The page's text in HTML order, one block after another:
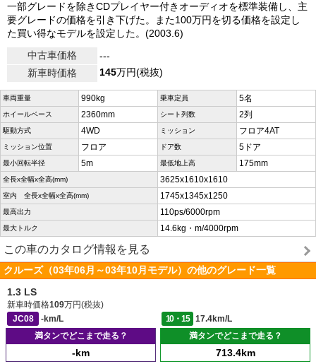
一部グレードを除きCDプレイヤー付きオーディオを標準装備し、主
要グレードの価格を引き下げた。また100万円を切る価格を設定し
た買い得なモデルを設定した。(2003.6)
中古車価格
---
新車時価格
145万円(税抜)
車両重量 990kg 乗車定員 5名
ホイールベース 2360mm シート列数 2列
駆動方式 4WD ミッション フロア4AT
ミッション位置 フロア ドア数 5ドア
最小回転半径 5m 最低地上高 175mm
全長x全幅x全高(mm) 3625x1610x1610
室内 全長x全幅x全高(mm) 1745x1345x1250
最高出力 110ps/6000rpm
最大トルク 14.6kg・m/4000rpm
この車のカタログ情報を見る
クルーズ（03年06月～03年10月モデル）の他のグレード一覧
1.3 LS
新車時価格109万円(税抜)
JC08
-km/L 10・15
17.4km/L
満タンでどこまで走る？
-km
満タンでどこまで走る？
713.4km